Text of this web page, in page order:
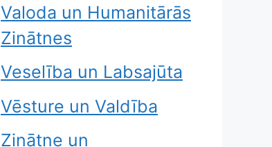
Valoda un Humanitārās
Zinātnes
Veselība un Labsajūta
Vēsture un Valdība
Zinātne un